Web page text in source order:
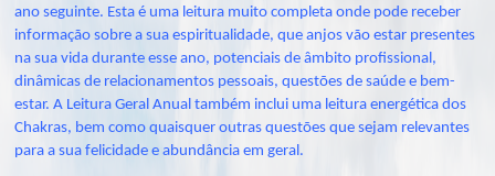
ano seguinte. Esta é uma leitura muito completa onde pode receber
informação sobre a sua espiritualidade, que anjos vão estar presentes
na sua vida durante esse ano, potenciais de âmbito profissional,
dinâmicas de relacionamentos pessoais, questões de saúde e bem-
estar. A Leitura Geral Anual também inclui uma leitura energética dos
Chakras, bem como quaisquer outras questões que sejam relevantes
para a sua felicidade e abundância em geral.